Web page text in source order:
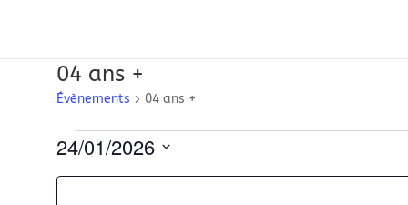
04 ans +
Évènements 04 ans +
Évènements
for
24/01/2026
Filtres
La